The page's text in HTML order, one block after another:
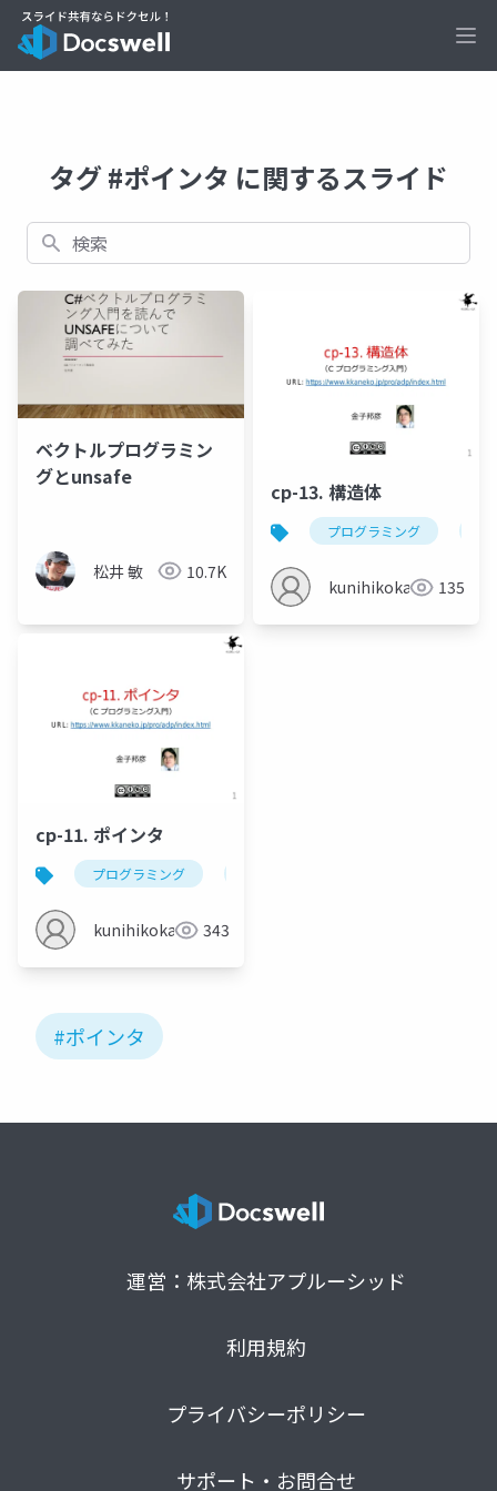
タグ #ポインタ に関するスライド
検索
ベクトルプログラミン
グとunsafe
松井 敏 10.7K
cp-13. 構造体
プログラミング
kunihikokaneko135
cp-11. ポインタ
プログラミング
kunihikokaneko343
#ポインタ
運営：株式会社アプルーシッド
利用規約
プライバシーポリシー
サポート・お問合せ